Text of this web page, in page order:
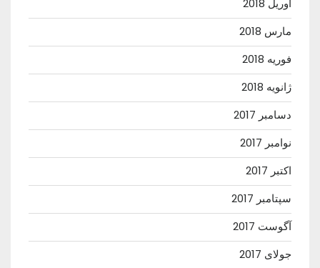
آوریل 2018
مارس 2018
فوریه 2018
ژانویه 2018
دسامبر 2017
نوامبر 2017
اکتبر 2017
سپتامبر 2017
آگوست 2017
جولای 2017